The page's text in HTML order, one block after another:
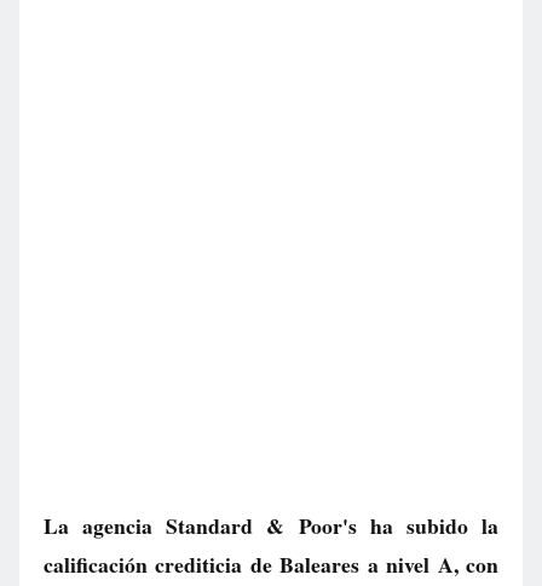
La agencia Standard & Poor's ha subido la
calificación crediticia de Baleares a nivel A, con